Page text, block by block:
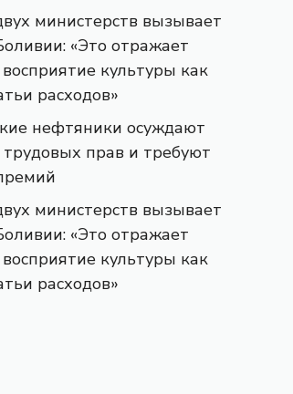
министерств вызывает
«Это отражает
культуры как
расходов»
нефтяники осуждают
прав и требуют
министерств вызывает
«Это отражает
культуры как
расходов»